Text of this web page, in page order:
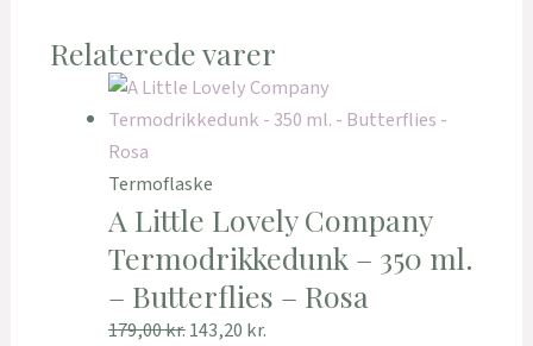
Relaterede varer
Termoflaske
A Little Lovely Company
Termodrikkedunk – 350 ml.
– Butterflies – Rosa
179,00kr.143,20 kr.